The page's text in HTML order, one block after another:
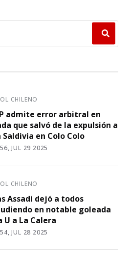
CHILENO
admite error arbitral en
que salvó de la expulsión a
Saldivia en Colo Colo
JUL 29 2025
CHILENO
Assadi dejó a todos
en notable goleada
U a La Calera
JUL 28 2025